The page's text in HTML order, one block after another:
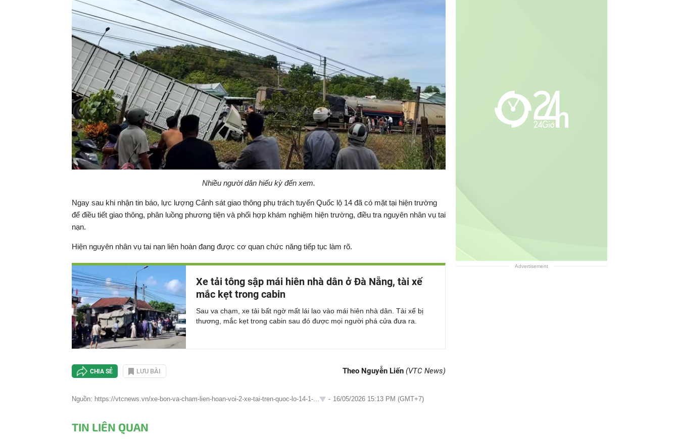
Nhiều người dân hiếu kỳ đến xem.
Ngay sau khi nhận tin báo, lực lượng Cảnh sát giao thông phụ trách tuyến Quốc lộ 14 đã có mặt tại hiện trường
để điều tiết giao thông, phân luồng phương tiện và phối hợp khám nghiệm hiện trường, điều tra nguyên nhân vụ tai
nạn.
Hiện nguyên nhân vụ tai nạn liên hoàn đang được cơ quan chức năng tiếp tục làm rõ.
Xe tải tông sập mái hiên nhà dân ở Đà Nẵng, tài xế
mắc kẹt trong cabin
Sau va chạm, xe tải bất ngờ mất lái lao vào mái hiên nhà dân. Tài xế bị
thương, mắc kẹt trong cabin sau đó được mọi người phá cửa đưa ra.
CHIA SẺ LƯU BÀI Theo Nguyễn Liến (VTC News)
Nguồn: https://vtcnews.vn/xe-bon-va-cham-lien-hoan-voi-2-xe-tai-tren-quoc-lo-14-1-... - 16/05/2026 15:13 PM (GMT+7)
TIN LIÊN QUAN
Advertisement